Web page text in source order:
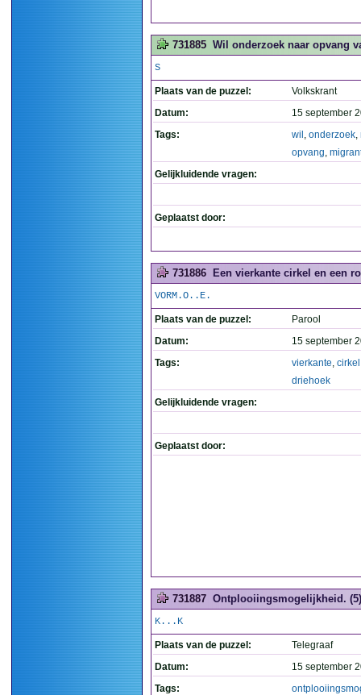
731885 Wil onderzoek naar opvang
S
Plaats van de puzzel:
Volkskrant
Datum:
15 september
Tags:
wil , onderzoek,
opvang,
Gelijkluidende vragen:
Geplaatst door:
731886 Een vierkante cirkel en een
VORM.O..E.
Plaats van de puzzel:
Parool
Datum:
15 september
Tags:
vierkante, cirkel
driehoek
Gelijkluidende vragen:
Geplaatst door:
731887 Ontplooiingsmogelijkheid. (5)
K...K
Plaats van de puzzel:
Telegraaf
Datum:
15 september
Tags: